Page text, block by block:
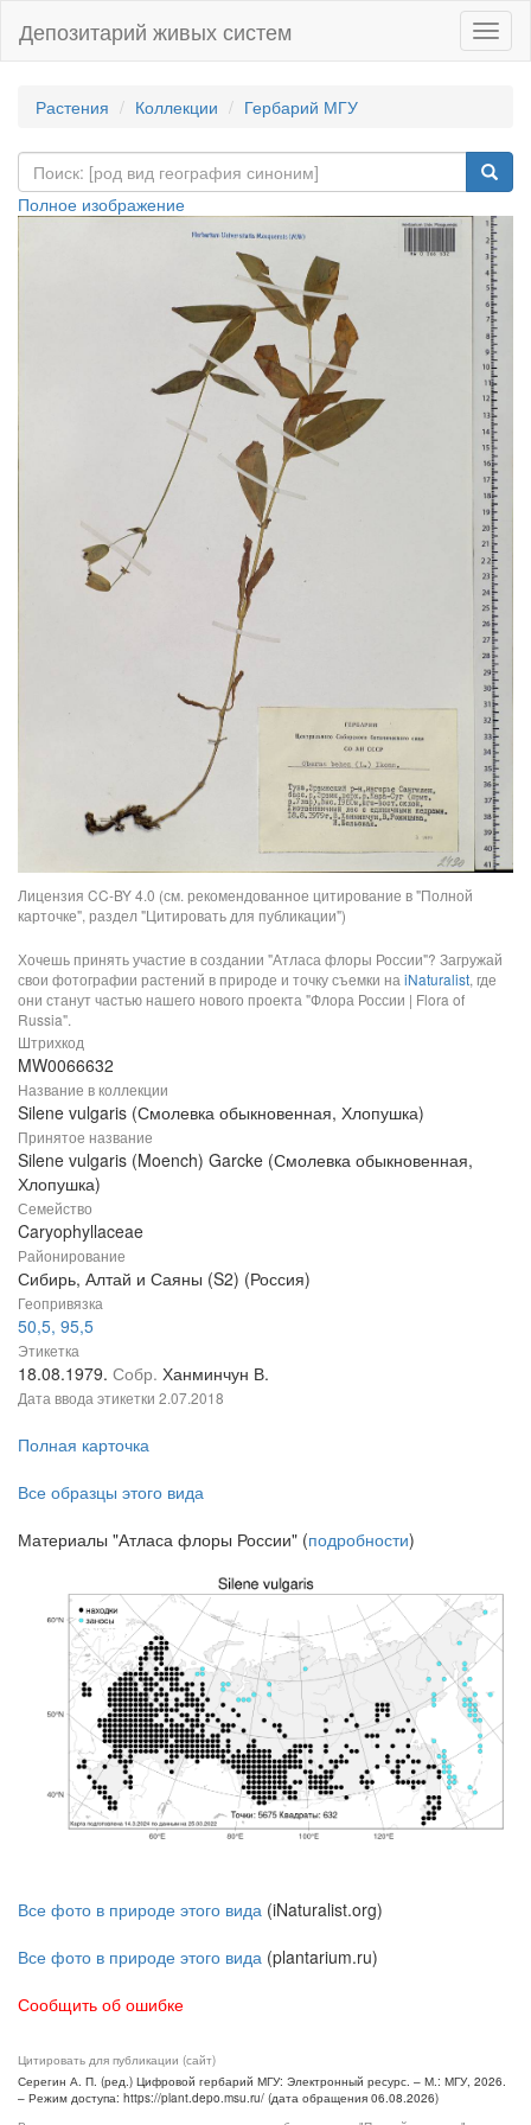
Депозитарий живых систем
Растения Коллекции Гербарий МГУ
Полное изображение
Лицензия CC-BY 4.0 (см. рекомендованное цитирование в "Полной
карточке", раздел "Цитировать для публикации")
Хочешь принять участие в создании "Атласа флоры России"? Загружай
свои фотографии растений в природе и точку съемки наiNaturalist, где
они станут частью нашего нового проекта "Флора России | Flora of
Russia".
Штрихкод
MW0066632
Название в коллекции
Silene vulgaris (Смолевка обыкновенная, Хлопушка)
Принятое название
Silene vulgaris (Moench) Garcke (Смолевка обыкновенная,
Хлопушка)
Семейство
Caryophyllaceae
Районирование
Сибирь, Алтай и Саяны (S2) (Россия)
Геопривязка
50,5, 95,5
Этикетка
18.08.1979. Собр. Ханминчун В.
Дата ввода этикетки 2.07.2018
Полная карточка
Все образцы этого вида
Материалы "Атласа флоры России" (подробности)
Все фото в природе этого вида (iNaturalist.org)
Все фото в природе этого вида (plantarium.ru)
Сообщить об ошибке
Цитировать для публикации (сайт)
Серегин А. П. (ред.) Цифровой гербарий МГУ: Электронный ресурс. – М.: МГУ, 2026.
– Режим доступа: https://plant.depo.msu.ru/ (дата обращения 06.08.2026)